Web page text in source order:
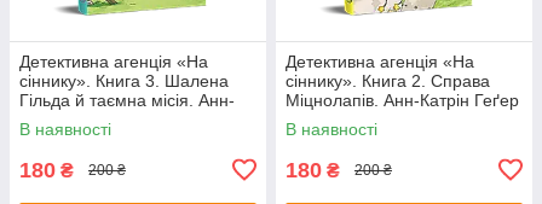
Детективна агенція «На
сіннику». Книга 3. Шалена
Гільда й таємна місія. Анн-
Катрін Геґер
В наявності
180 ₴ 200 ₴
Детективна агенція «На
сіннику». Книга 2. Справа
Міцнолапів. Анн-Катрін Геґер
В наявності
180 ₴ 200 ₴